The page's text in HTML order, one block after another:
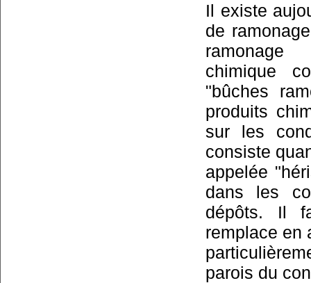
Il existe
de
ramonage
chimique
"bûches
produits
sur les
consiste
appelée
dans les
dépôts. Il
remplace en
parois du